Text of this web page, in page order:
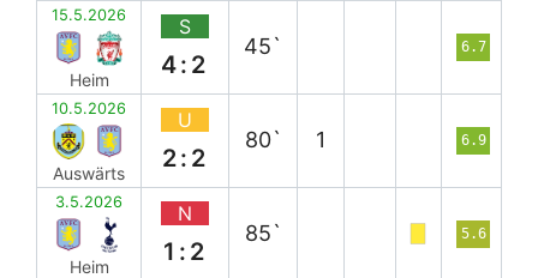
15.5.2026
Heim
S
4:2
45` 6.7
10.5.2026
Auswärts
U
2:2
80` 1 6.9
3.5.2026
Heim
N
1:2
85` 5.6